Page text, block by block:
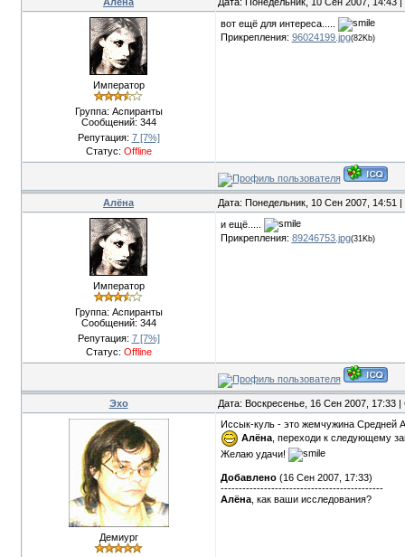
Император
Группа: Аспиранты
Сообщений: 344
Репутация: 7 [7%]
Статус: Offline
вот ещё для интереса.....
Прикрепления: 96024199.jpg(82Kb)
Алёна Дата: Понедельник, 10 Сен 2007, 14:51
Император
Группа: Аспиранты
Сообщений: 344
Репутация: 7 [7%]
Статус: Offline
и ещё.....
Прикрепления: 89246753.jpg(31Kb)
Эхо Дата: Воскресенье, 16 Сен 2007, 17:33
Демиург
Иссык-куль - это жемчужина Средней
Алёна, переходи к следующему
Желаю удачи!
Добавлено(16 Сен 2007, 17:33)
---------------------------------------------
Алёна, как ваши исследования?